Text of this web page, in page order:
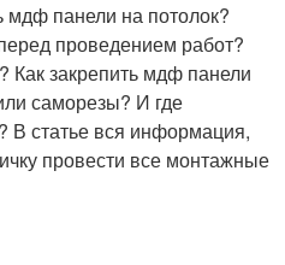
мдф панели на потолок?
проведением работ?
Как закрепить мдф панели
саморезы? И где
В статье вся информация,
провести все монтажные